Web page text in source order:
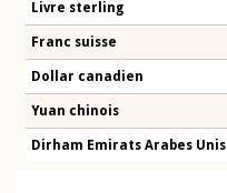
Livre sterling
Franc suisse
Dollar canadien
Yuan chinois
Dirham Emirats Arabes Unis